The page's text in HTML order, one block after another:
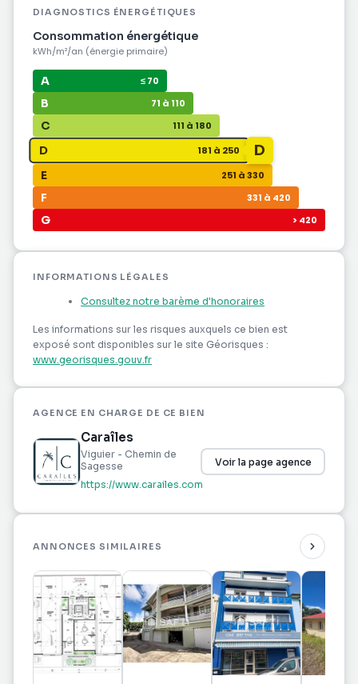
DIAGNOSTICS ÉNERGÉTIQUES
Consommation énergétique
kWh/m²/an (énergie primaire)
A ≤ 70
B 71 à 110
C 111 à 180
D 181 à 250 D
E 251 à 330
F 331 à 420
G > 420
INFORMATIONS LÉGALES
Consultez notre barème d'honoraires
Les informations sur les risques auxquels ce bien est
exposé sont disponibles sur le site Géorisques :
www.georisques.gouv.fr
AGENCE EN CHARGE DE CE BIEN
Caraîles
Viguier - Chemin de
Sagesse
https://www.carailes.com
Voir la page agence
ANNONCES SIMILAIRES